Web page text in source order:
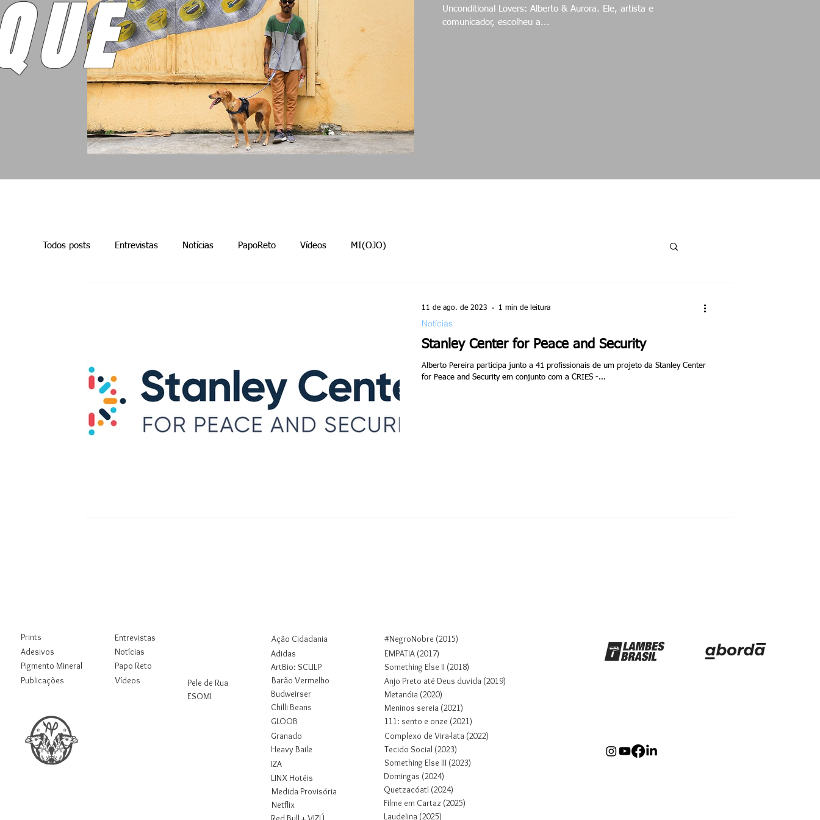
Unconditional Lovers: Alberto & Aurora. Ele, artista e
comunicador, escolheu a...
Todos posts Entrevistas Notícias PapoReto Vídeos MI(OJO)
Stanley Center for Peace and Security
Alberto Pereira participa junto a 41 profissionais de um projeto da Stanley Center
for Peace and Security em conjunto com a CRIES -...
Notícias
11 de ago. de 2023 1 min de leitura
Prints
Adesivos
Pigmento Mineral
Publicações
Entrevistas
Notícias
Papo Reto
Vídeos
Pele de Rua
ESOMI
Ação Cidadania
Adidas
ArtBio: SCULP
Barão Vermelho
Budweirser
Chilli Beans
GLOOB
Granado
Heavy Baile
IZA
LINX Hotéis
Medida Provisória
Netflix
#NegroNobre (2015)
EMPATIA (2017)
Something Else II (2018)
Anjo Preto até Deus duvida (2019)
Metanóia (2020)
Meninos sereia (2021)
1 1 1 : sento e onze (2021)
Complexo de Vira-lata (2022)
Tecido Social (2023)
Something Else III (2023)
Domingas (2024)
Quetzacóatl (2024)
Filme em Cartaz (2025)
Laudelina (2025)